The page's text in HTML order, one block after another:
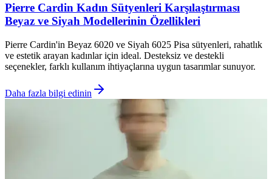
Pierre Cardin Kadın Sütyenleri Karşılaştırması
Beyaz ve Siyah Modellerinin Özellikleri
Pierre Cardin'in Beyaz 6020 ve Siyah 6025 Pisa sütyenleri, rahatlık
ve estetik arayan kadınlar için ideal. Desteksiz ve destekli
seçenekler, farklı kullanım ihtiyaçlarına uygun tasarımlar sunuyor.
Daha fazla bilgi edinin